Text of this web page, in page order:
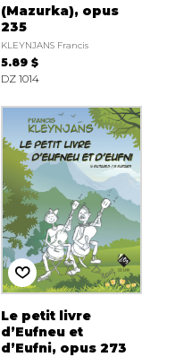
(Mazurka), opus
235
KLEYNJANS Francis
5.89 $
DZ 1014
Le petit livre
d’Eufneu et
d’Eufni, opus 273